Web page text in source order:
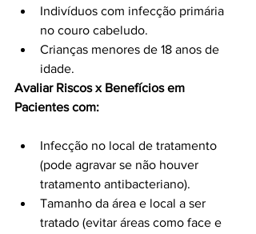
Indivíduos com infecção primária
no couro cabeludo.
Crianças menores de 18 anos de
idade.
Avaliar Riscos x Benefícios em
Pacientes com:
Infecção no local de tratamento
(pode agravar se não houver
tratamento antibacteriano).
Tamanho da área e local a ser
tratado (evitar áreas como face e